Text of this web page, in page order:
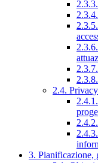
2.4. Privacy
3. Pianificazione,